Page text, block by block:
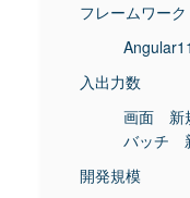
フレームワーク
入出力数
画面 新
バッチ
開発規模